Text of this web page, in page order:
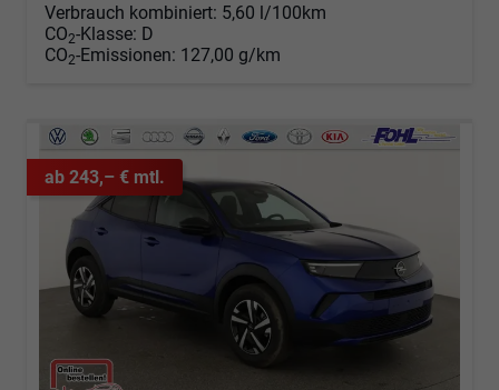
Verbrauch kombiniert: 5,60 l/100km
CO2-Klasse: D
CO2-Emissionen: 127,00 g/km
ab 243,– € mtl.